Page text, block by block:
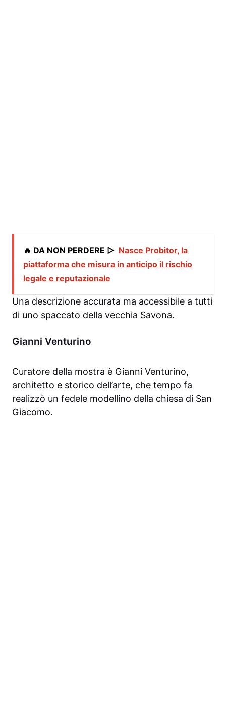
🔥 DA NON PERDERE ▷ Nasce Probitor, la
piattaforma che misura in anticipo il rischio
legale e reputazionale
Una descrizione accurata ma accessibile a tutti
di uno spaccato della vecchia Savona.
Gianni Venturino
Curatore della mostra è Gianni Venturino,
architetto e storico dell’arte, che tempo fa
realizzò un fedele modellino della chiesa di San
Giacomo.